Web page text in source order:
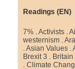
Readings (EN)
7% .Activists .
westernism .
.Asian Values .
Brexit 3 . Britain
.Climate